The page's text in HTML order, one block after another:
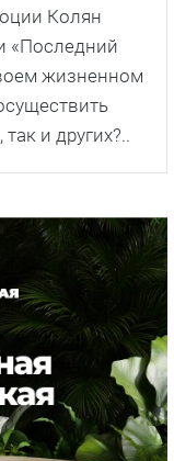
Колян
«Последний
жизненном
и других?..